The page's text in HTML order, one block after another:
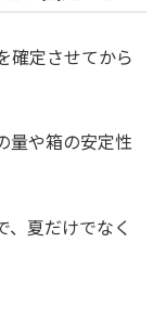
確定させてから
量や箱の安定性
夏だけでなく